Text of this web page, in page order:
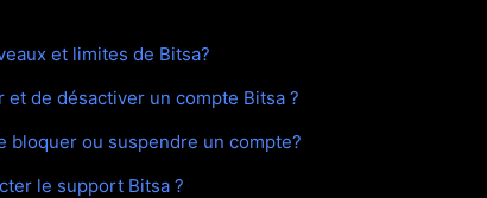
et limites de Bitsa?
de désactiver un compte Bitsa ?
bloquer ou suspendre un compte?
le support Bitsa ?